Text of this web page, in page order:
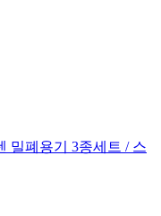
밀폐용기 3종세트 / 스